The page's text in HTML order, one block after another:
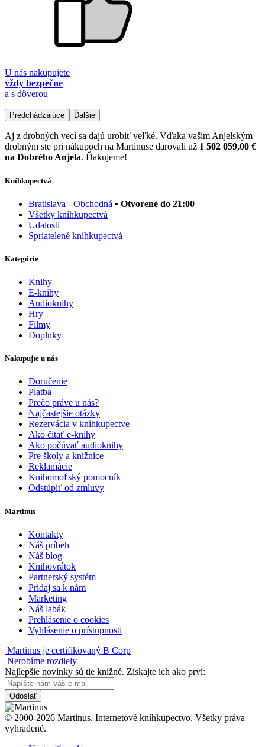
U nás nakupujete
vždy bezpečne
a s dôverou
Predchádzajúce Ďalšie
Aj z drobných vecí sa dajú urobiť veľké. Vďaka vašim Anjelským
drobným ste pri nákupoch na Martinuse darovali už 1 502 059,00 €
na Dobrého Anjela. Ďakujeme!
Kníhkupectvá
Bratislava - Obchodná • Otvorené do 21:00
Všetky kníhkupectvá
Udalosti
Spriatelené kníhkupectvá
Kategórie
Knihy
E-knihy
Audioknihy
Hry
Filmy
Doplnky
Nakupujte u nás
Doručenie
Platba
Prečo práve u nás?
Najčastejšie otázky
Rezervácia v kníhkupectve
Ako čítať e-knihy
Ako počúvať audioknihy
Pre školy a knižnice
Reklamácie
Knihomoľský pomocník
Odstúpiť od zmluvy
Martinus
Kontakty
Náš príbeh
Náš blog
Knihovrátok
Partnerský systém
Pridaj sa k nám
Marketing
Náš labák
Prehlásenie o cookies
Vyhlásenie o prístupnosti
Martinus je certifikovaný B Corp
Nerobíme rozdiely
Najlepšie novinky sú tie knižné. Získajte ich ako prví:
Odoslať
© 2000-2026 Martinus. Internetové kníhkupectvo. Všetky práva
vyhradené.